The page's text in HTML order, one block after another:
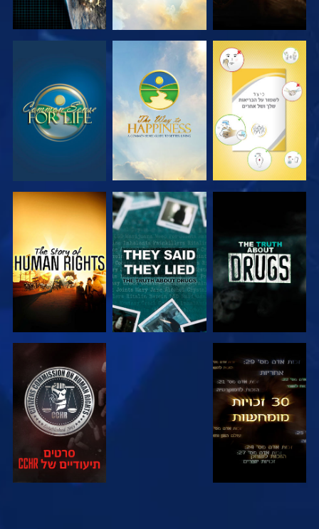
צפה צפה צפה
צפה צפה
צפה צפה